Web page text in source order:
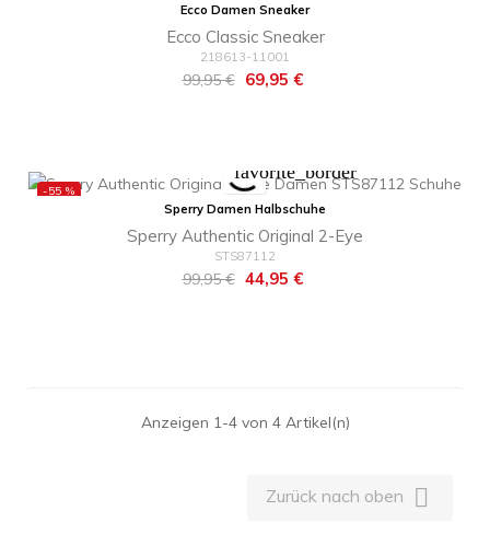
Ecco Damen Sneaker
Ecco Classic Sneaker
218613-11001
Regulärer
99,95 € Preis
69,95 €
-55 %
favorite_border
Sperry Damen Halbschuhe
Sperry Authentic Original 2-Eye
STS87112
Regulärer
99,95 € Preis
44,95 €
Anzeigen 1-4 von 4 Artikel(n)
Zurück nach oben 